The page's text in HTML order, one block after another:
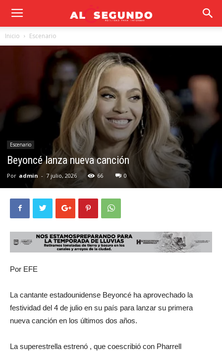
Inicio Escenario
Escenario
Beyoncé lanza nueva canción
Por admin - 7 julio, 2026 66 0
Por EFE
La cantante estadounidense Beyoncé ha aprovechado la
festividad del 4 de julio en su país para lanzar su primera
nueva canción en los últimos dos años.
La superestrella estrenó , que coescribió con Pharrell